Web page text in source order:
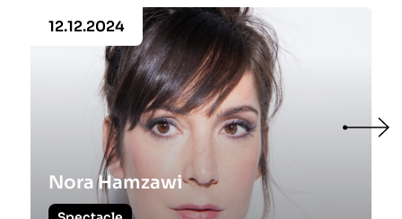
12.12.2024
Nora Hamzawi